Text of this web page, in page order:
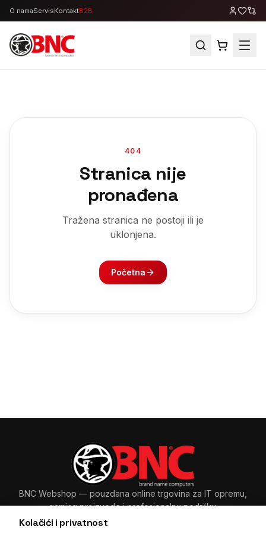
O namaServisKontaktB2B
Kolačići i privatnost
404
Stranica nije
pronađena
Tražena stranica ne postoji ili je
uklonjena.
Početna
BNC Webshop — pouzdana online trgovina za IT opremu,
gaming proizvode i profesionalnu podršku.